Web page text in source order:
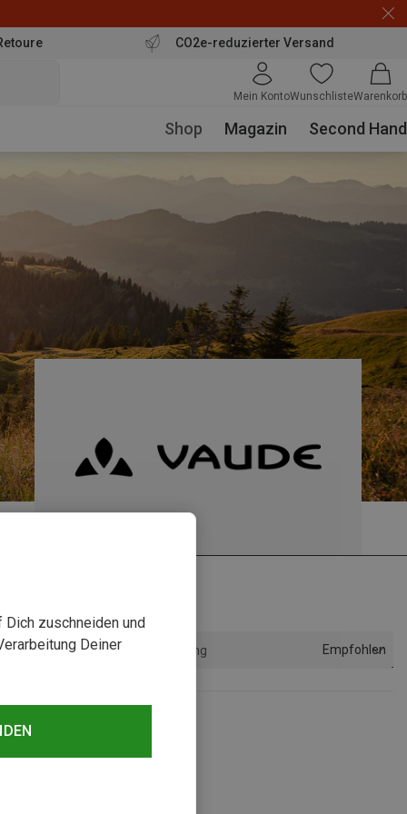
CO2e-reduzierter Versand
Mein KontoWunschlisteWarenkorb
Shop Magazin Second Hand
Sortierung Empfohlen
zuschneiden und
Deiner